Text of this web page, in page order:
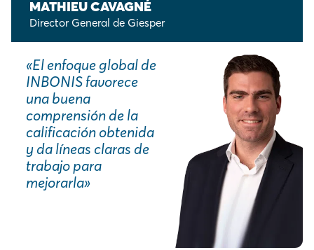
MATHIEU CAVAGNÉ
Director General de Giesper
«El enfoque global de
INBONIS favorece
una buena
comprensión de la
calificación obtenida
y da líneas claras de
trabajo para
mejorarla»